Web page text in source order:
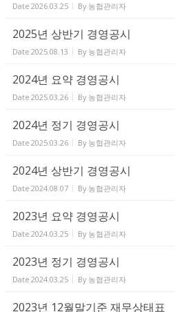
Date 2026.03.25 By 농협관리자
2025년 상반기 경영공시
Date 2025.08.13 By 농협관리자
2024년 요약 경영공시
Date 2025.03.26 By 농협관리자
2024년 정기 경영공시
Date 2025.03.26 By 농협관리자
2024년 상반기 경영공시
Date 2024.08.07 By 농협관리자
2023년 요약 경영공시
Date 2024.03.25 By 농협관리자
2023년 정기 경영공시
Date 2024.03.25 By 농협관리자
2023년 12월말기준 재무상태표